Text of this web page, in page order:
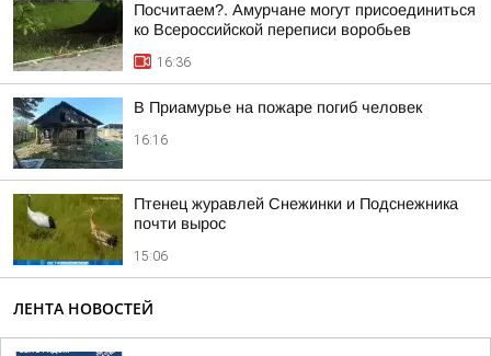
Посчитаем?. Амурчане могут присоединиться
ко Всероссийской переписи воробьев
16:36
В Приамурье на пожаре погиб человек
16:16
Птенец журавлей Снежинки и Подснежника
почти вырос
15:06
ЛЕНТА НОВОСТЕЙ